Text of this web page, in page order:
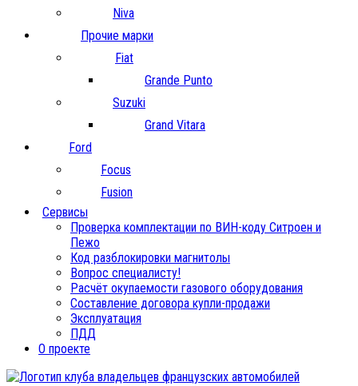
Niva
Прочие марки
Fiat
Grande Punto
Suzuki
Grand Vitara
Ford
Focus
Fusion
Сервисы
Проверка комплектации по ВИН-коду Ситроен и
Пежо
Код разблокировки магнитолы
Вопрос специалисту!
Расчёт окупаемости газового оборудования
Составление договора купли-продажи
Эксплуатация
ПДД
О проекте